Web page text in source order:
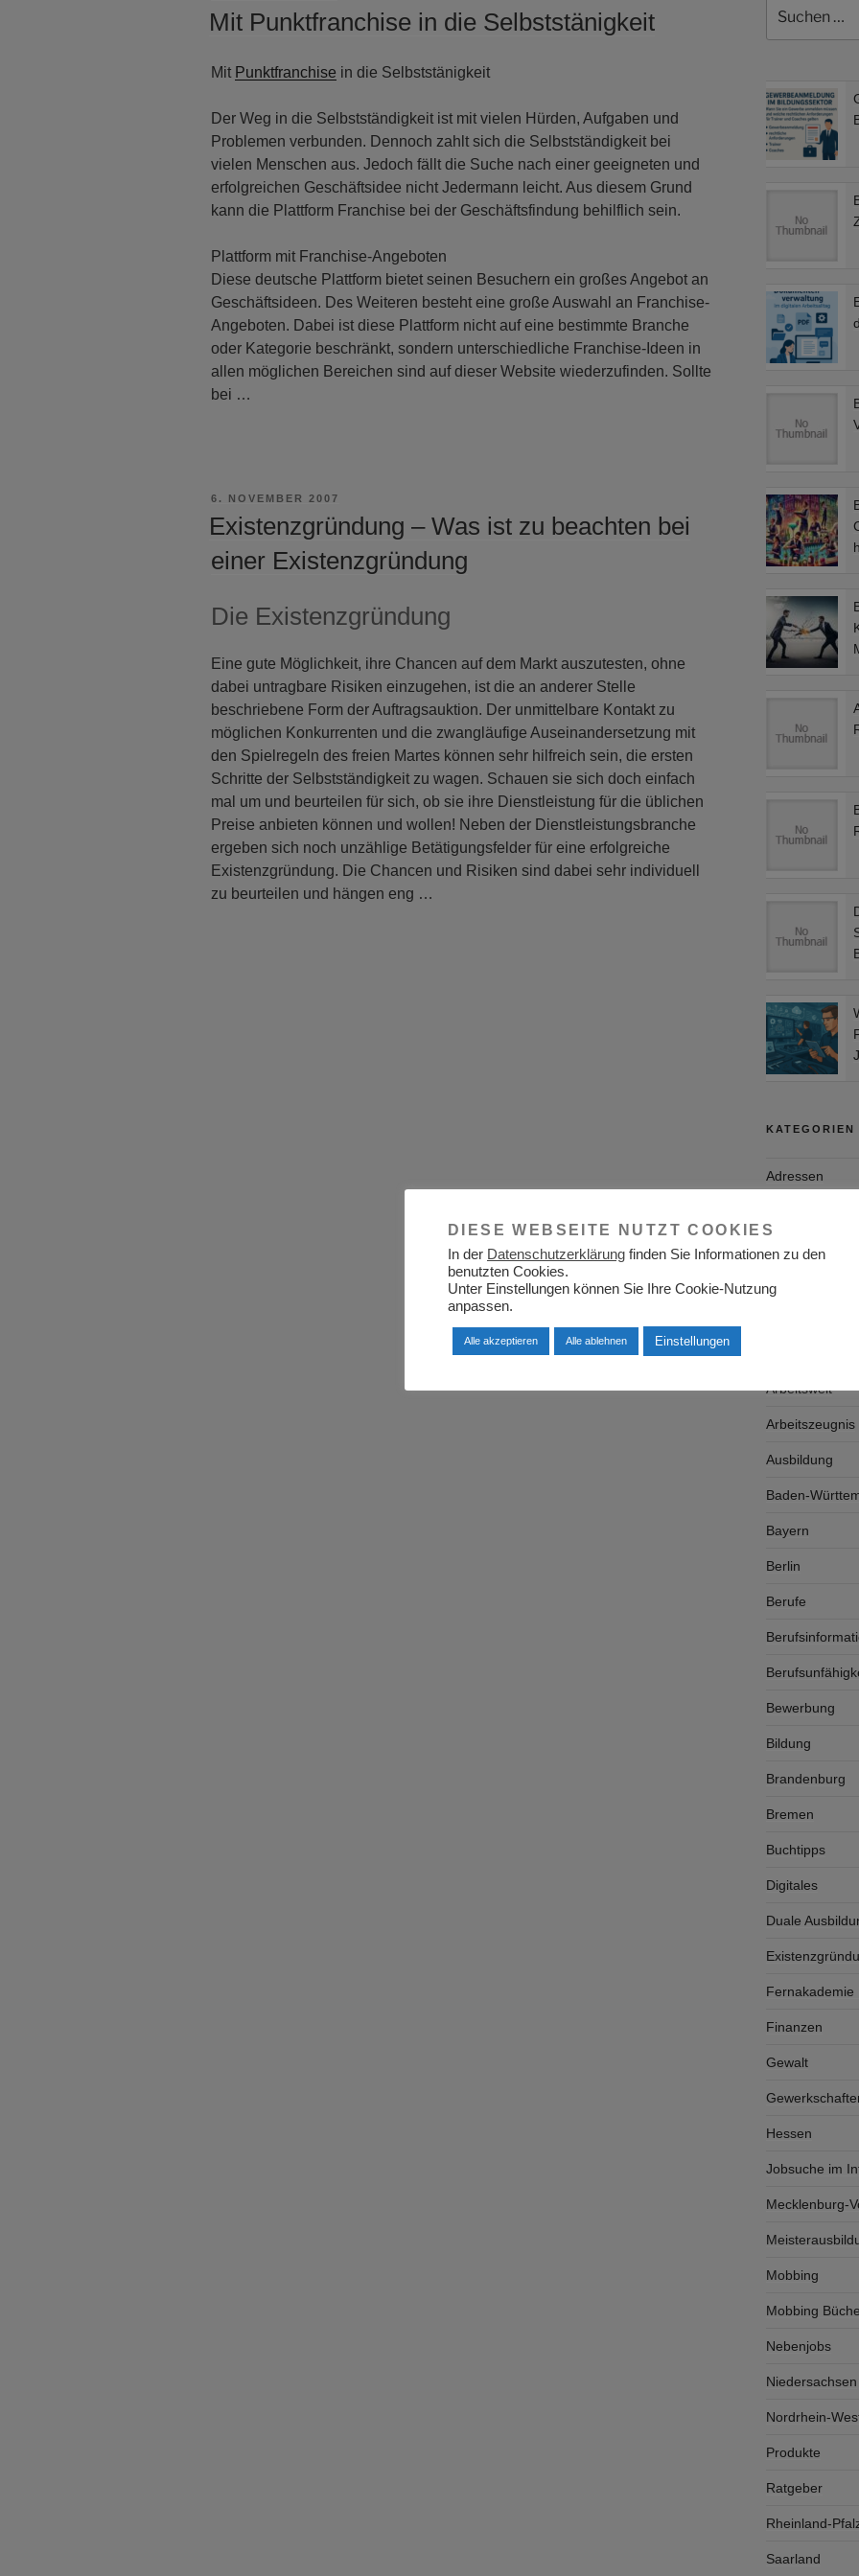
Mit Punktfranchise in die Selbststänigkeit
Mit Punktfranchise in die Selbststänigkeit
Der Weg in die Selbstständigkeit ist mit vielen Hürden, Aufgaben und
Problemen verbunden. Dennoch zahlt sich die Selbstständigkeit bei
vielen Menschen aus. Jedoch fällt die Suche nach einer geeigneten und
erfolgreichen Geschäftsidee nicht Jedermann leicht. Aus diesem Grund
kann die Plattform Franchise bei der Geschäftsfindung behilflich sein.
Plattform mit Franchise-Angeboten
Diese deutsche Plattform bietet seinen Besuchern ein großes Angebot an
Geschäftsideen. Des Weiteren besteht eine große Auswahl an Franchise-
Angeboten. Dabei ist diese Plattform nicht auf eine bestimmte Branche
oder Kategorie beschränkt, sondern unterschiedliche Franchise-Ideen in
allen möglichen Bereichen sind auf dieser Website wiederzufinden. Sollte
bei …
VERÖFFENTLICHT
6. NOVEMBER 2007
Existenzgründung – Was ist zu beachten bei
einer Existenzgründung
Die Existenzgründung
Eine gute Möglichkeit, ihre Chancen auf dem Markt auszutesten, ohne
dabei untragbare Risiken einzugehen, ist die an anderer Stelle
beschriebene Form der Auftragsauktion. Der unmittelbare Kontakt zu
möglichen Konkurrenten und die zwangläufige Auseinandersetzung mit
den Spielregeln des freien Martes können sehr hilfreich sein, die ersten
Schritte der Selbstständigkeit zu wagen. Schauen sie sich doch einfach
mal um und beurteilen für sich, ob sie ihre Dienstleistung für die üblichen
Preise anbieten können und wollen! Neben der Dienstleistungsbranche
ergeben sich noch unzählige Betätigungsfelder für eine erfolgreiche
Existenzgründung. Die Chancen und Risiken sind dabei sehr individuell
zu beurteilen und hängen eng …
nach:
KATEGORIEN
Adressen
Allgemein
Arbeitswelt
Arbeitszeugnis
Ausbildung
Baden-
Bayern
Berlin
Berufe
Bewerbung
Bildung
Brandenburg
Bremen
Buchtipps
Digitales
Duale
Fernakademie
Finanzen
Gewalt
Hessen
Jobsuche im
Mecklenburg-
Mobbing
Mobbing
Nebenjobs
Niedersachsen
Nordrhein-
Produkte
Ratgeber
Rheinland-
Saarland
DIESE WEBSEITE NUTZT COOKIES
In der Datenschutzerklärung finden Sie Informationen zu den
benutzten Cookies.
Unter Einstellungen können Sie Ihre Cookie-Nutzung
anpassen.
Alle akzeptieren Alle ablehnen Einstellungen